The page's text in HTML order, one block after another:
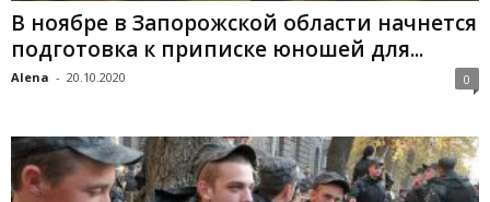
В ноябре в Запорожской области начнется
подготовка к приписке юношей для...
Alena - 20.10.2020 0